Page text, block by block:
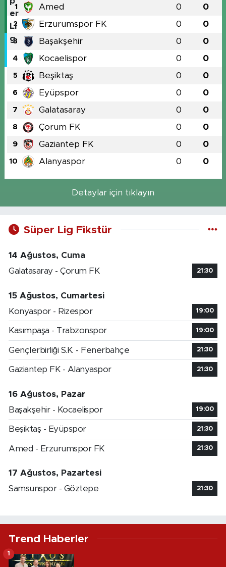
1 Amed 0 0
2 Erzurumspor FK 0 0
3 Başakşehir 0 0
4 Kocaelispor 0 0
5 Beşiktaş 0 0
6 Eyüpspor 0 0
7 Galatasaray 0 0
8 Çorum FK 0 0
9 Gaziantep FK 0 0
10 Alanyaspor 0 0
Detaylar için tıklayın
Süper Lig Fikstür
14 Ağustos, Cuma
Galatasaray - Çorum FK
21:30
15 Ağustos, Cumartesi
Konyaspor - Rizespor
19:00
Kasımpaşa - Trabzonspor 19:00
Gençlerbirliği S.K. - Fenerbahçe 21:30
Gaziantep FK - Alanyaspor 21:30
16 Ağustos, Pazar
Başakşehir - Kocaelispor
19:00
Beşiktaş - Eyüpspor 21:30
Amed - Erzurumspor FK 21:30
17 Ağustos, Pazartesi
Samsunspor - Göztepe
21:30
Trend Haberler
1